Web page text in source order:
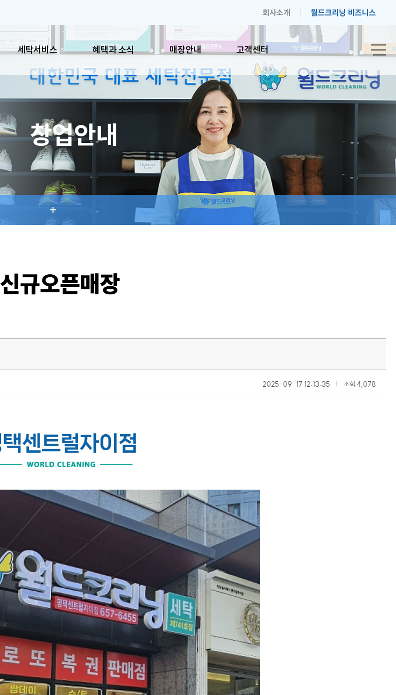
회사소개 월드크리닝 비즈니스
세탁서비스 혜택과 소식 매장안내 고객센터
혜택과 소식
공지사항
이벤트
매장안내
매장찾기
고객센터
고객의 소리
창업안내
신규오픈매장
2025-09-17 12:13:35 | 조회 4,078